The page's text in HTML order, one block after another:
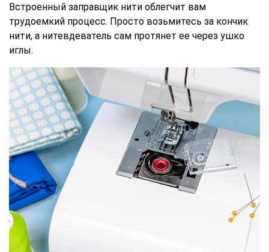
Встроенный заправщик нити облегчит вам
трудоемкий процесс. Просто возьмитесь за кончик
нити, а нитевдеватель сам протянет ее через ушко
иглы.